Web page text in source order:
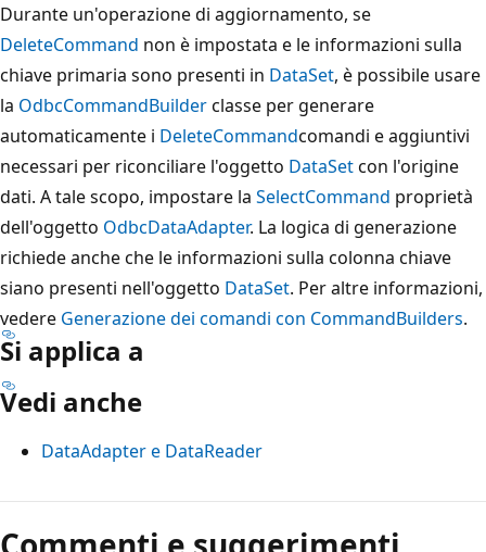
Durante un'operazione di aggiornamento, se
DeleteCommand non è impostata e le informazioni sulla
chiave primaria sono presenti in DataSet, è possibile usare
la OdbcCommandBuilderclasse per generare
automaticamente i DeleteCommandcomandi e aggiuntivi
necessari per riconciliare l'oggetto DataSetcon l'origine
dati. A tale scopo, impostare la SelectCommand proprietà
dell'oggetto OdbcDataAdapter. La logica di generazione
richiede anche che le informazioni sulla colonna chiave
siano presenti nell'oggetto DataSet. Per altre informazioni,
vedere Generazione dei comandi con CommandBuilders.
Si applica a
Vedi anche
DataAdapter e DataReader
Modalità
di